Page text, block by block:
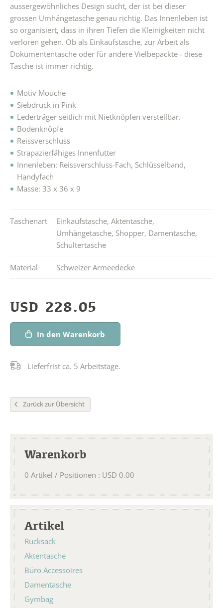
aussergewöhnliches Design sucht, der ist bei dieser
grossen Umhängetasche genau richtig. Das Innenleben ist
so organisiert, dass in ihren Tiefen die Kleinigkeiten nicht
verloren gehen. Ob als Einkaufstasche, zur Arbeit als
Dokumententasche oder für andere Vielbepackte - diese
Tasche ist immer richtig.
Motiv Mouche
Siebdruck in Pink
Lederträger seitlich mit Nietknöpfen verstellbar.
Bodenknöpfe
Reissverschluss
Strapazierfähiges Innenfutter
Innenleben: Reissverschluss-Fach, Schlüsselband,
Handyfach
Masse: 33 x 36 x 9
Taschenart Einkaufstasche, Aktentasche,
Umhängetasche, Shopper, Damentasche,
Schultertasche
Material Schweizer Armeedecke
USD 228.05
In den Warenkorb
Lieferfrist ca. 5 Arbeitstage.
Zurück zur Übersicht
Warenkorb
0 Artikel / Positionen : USD 0.00
Artikel
Rucksack
Aktentasche
Büro Accessoires
Damentasche
Gymbag